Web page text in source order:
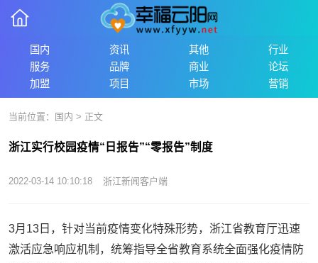
国内 资讯 其他
行业
服务
品牌 商业
论坛
加盟
项目 市场 营销
当前位置： 国内 > 正文
浙江实行校园疫情“日报告”“零报告”制度
2022-03-14 10:10:18 浙江新闻客户端
3月13日，针对当前疫情变化特殊形势，浙江省教育厅迅速
激活应急响应机制，统筹指导全省教育系统全面强化疫情防